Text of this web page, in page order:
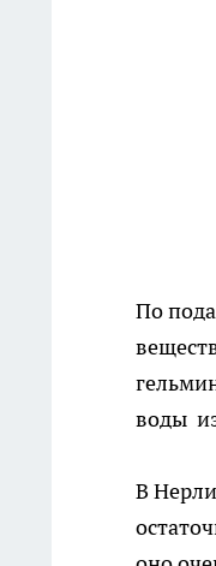
По
воды
В